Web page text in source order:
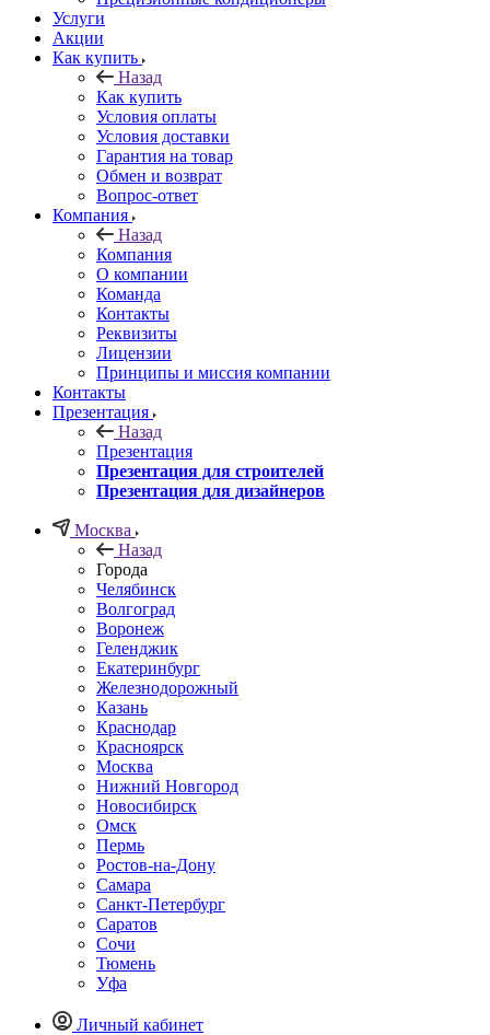
Услуги
Акции
Как купить
Назад
Как купить
Условия оплаты
Условия доставки
Гарантия на товар
Обмен и возврат
Вопрос-ответ
Компания
Назад
Компания
О компании
Команда
Контакты
Реквизиты
Лицензии
Принципы и миссия компании
Контакты
Презентация
Назад
Презентация
Презентация для строителей
Презентация для дизайнеров
Москва
Назад
Города
Челябинск
Волгоград
Воронеж
Геленджик
Екатеринбург
Железнодорожный
Казань
Краснодар
Красноярск
Москва
Нижний Новгород
Новосибирск
Омск
Пермь
Ростов-на-Дону
Самара
Санкт-Петербург
Саратов
Сочи
Тюмень
Уфа
Личный кабинет